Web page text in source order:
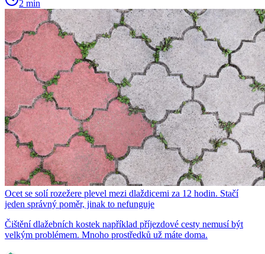
2 min
Ocet se solí rozežere plevel mezi dlaždicemi za 12 hodin. Stačí
jeden správný poměr, jinak to nefunguje
Čištění dlažebních kostek například příjezdové cesty nemusí být
velkým problémem. Mnoho prostředků už máte doma.